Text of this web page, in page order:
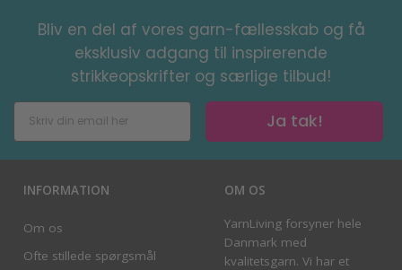
Bliv en del af vores garn-fællesskab og få
eksklusiv adgang til inspirerende
strikkeopskrifter og særlige tilbud!
Ja tak!
INFORMATION
Om os
Ofte stillede spørgsmål
OM OS
YarnLiving forsyner hele
Danmark med
kvalitetsgarn. Vi har et